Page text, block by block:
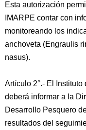
Esta autorización
IMARPE contar con
monitoreando los
anchoveta (Engraulis
nasus).
Artículo 2°.- El
deberá informar a la
Desarrollo Pesquero
resultados del